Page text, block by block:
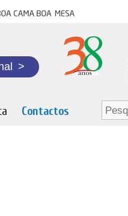
cama boa mesa
>
Contactos